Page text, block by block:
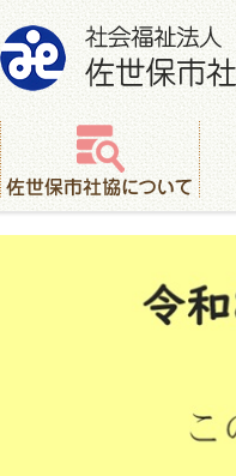
社会福祉法人 佐世保市社会福祉協
佐世保市社協について
地域